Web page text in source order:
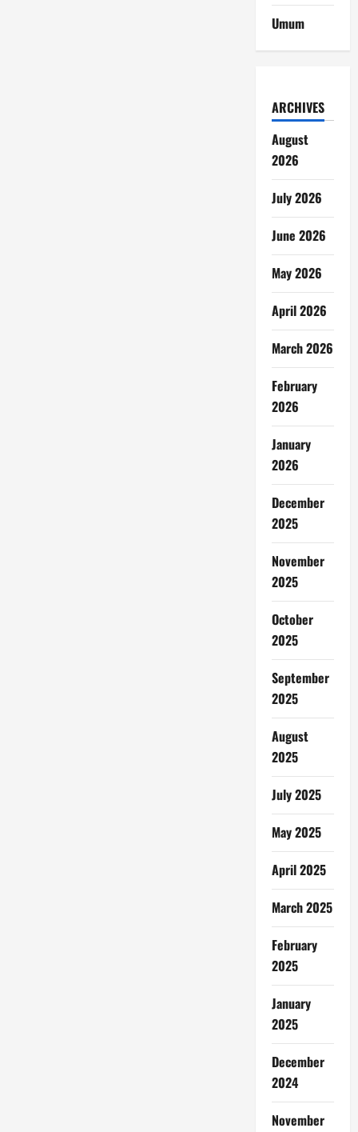
Umum
ARCHIVES
August
2026
July 2026
June 2026
May 2026
April 2026
March 2026
February
2026
January
2026
December
2025
November
2025
October
2025
September
2025
August
2025
July 2025
May 2025
April 2025
March 2025
February
2025
January
2025
December
2024
November